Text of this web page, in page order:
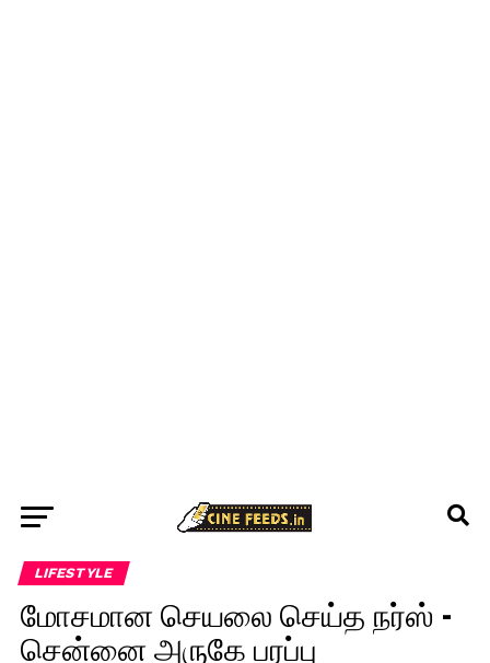
LIFESTYLE
மோசமான செயலை செய்த நர்ஸ் –
சென்னை அருகே பரப்பு